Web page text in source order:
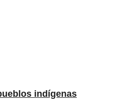
indígenas